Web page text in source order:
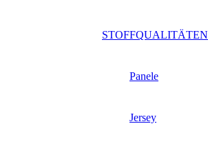
STOFFQUALITÄTEN
Panele
Jersey